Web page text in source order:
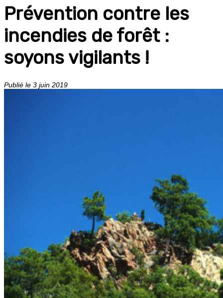
Prévention contre les
incendies de forêt :
soyons vigilants !
Publié le 3 juin 2019